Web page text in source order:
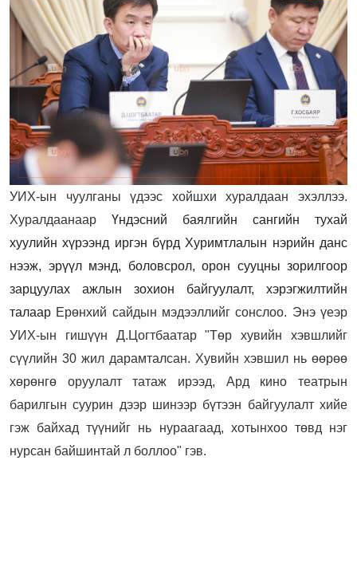
УИХ-ын чуулганы үдээс хойшхи хуралдаан эхэллээ.
Хуралдаанаар Үндэсний баялгийн сангийн тухай
хуулийн хүрээнд иргэн бүрд Хуримтлалын нэрийн данс
нээж, эрүүл мэнд, боловсрол, орон сууцны зорилгоор
зарцуулах ажлын зохион байгуулалт, хэрэгжилтийн
талаар Ерөнхий сайдын мэдээллийг сонслоо. Энэ үеэр
УИХ-ын гишүүн Д.Цогтбаатар "Төр хувийн хэвшлийг
сүүлийн 30 жил дарамталсан. Хувийн хэвшил нь өөрөө
хөрөнгө оруулалт татаж ирээд, Ард кино театрын
барилгын суурин дээр шинээр бүтээн байгуулалт хийе
гэж байхад түүнийг нь нураагаад, хотынхоо төвд нэг
нурсан байшинтай л боллоо" гэв.